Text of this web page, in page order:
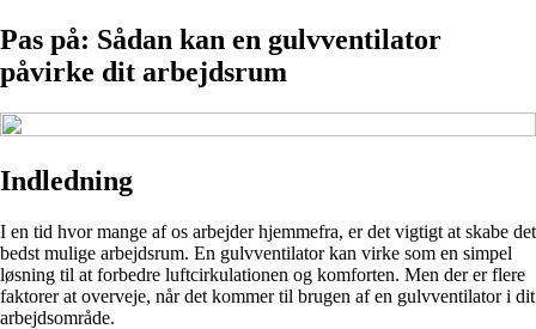
Pas på: Sådan kan en gulvventilator
påvirke dit arbejdsrum
Indledning
I en tid hvor mange af os arbejder hjemmefra, er det vigtigt at skabe det
bedst mulige arbejdsrum. En gulvventilator kan virke som en simpel
løsning til at forbedre luftcirkulationen og komforten. Men der er flere
faktorer at overveje, når det kommer til brugen af en gulvventilator i dit
arbejdsområde.